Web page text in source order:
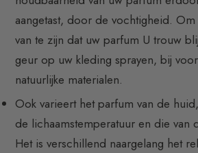
aangetast, door de vochtigheid.
van te zijn dat uw parfum U trouw
geur op uw kleding sprayen, bij
natuurlijke materialen.
Ook varieert het parfum van de
de lichaamstemperatuur en die van
Het is verschillend naargelang het